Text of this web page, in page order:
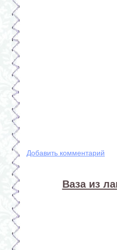
Добавить комментарий
Ваза из